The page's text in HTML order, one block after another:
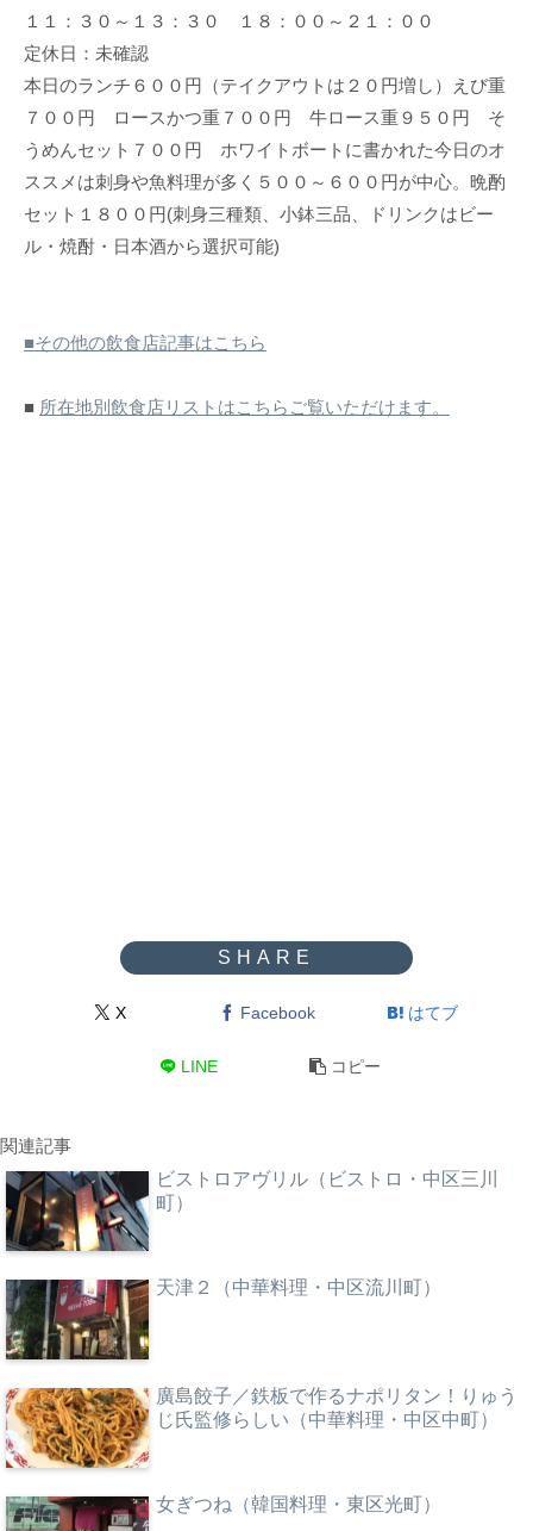
１１：３０～１３：３０ １８：００～２１：００
定休日：未確認
本日のランチ６００円（テイクアウトは２０円増し）えび重
７００円 ロースかつ重７００円 牛ロース重９５０円 そ
うめんセット７００円 ホワイトボートに書かれた今日のオ
ススメは刺身や魚料理が多く５００～６００円が中心。晩酌
セット１８００円(刺身三種類、小鉢三品、ドリンクはビー
ル・焼酎・日本酒から選択可能)
■その他の飲食店記事はこちら
■ 所在地別飲食店リストはこちらご覧いただけます。
X Facebook はてブ
LINE コピー
関連記事
ビストロアヴリル（ビストロ・中区三川
町）
天津２（中華料理・中区流川町）
廣島餃子／鉄板で作るナポリタン！りゅう
じ氏監修らしい（中華料理・中区中町）
女ぎつね（韓国料理・東区光町）